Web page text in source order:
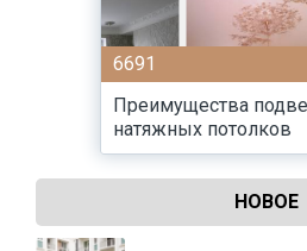
6691
Преимущества
натяжных потолков
НОВОЕ